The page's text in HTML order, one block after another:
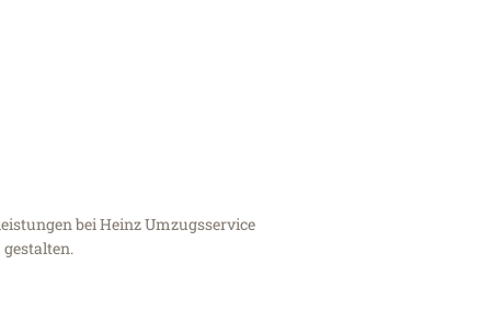
bei Heinz Umzugsservice